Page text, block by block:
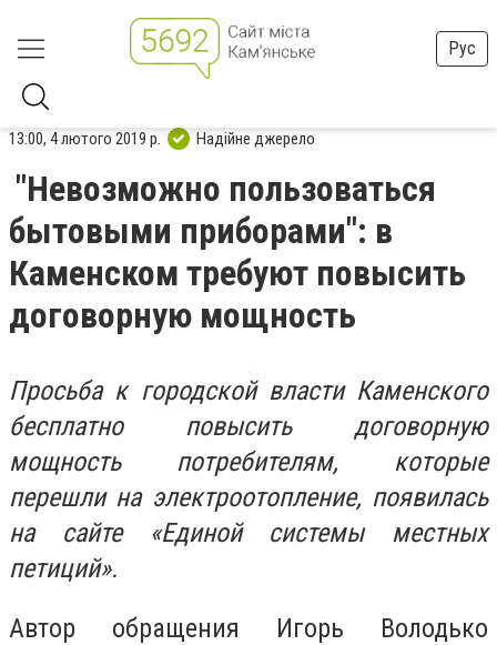
Рус
13:00, 4 лютого 2019 р. Надійне джерело
"Невозможно пользоваться
бытовыми приборами": в
Каменском требуют повысить
договорную мощность
Просьба к городской власти Каменского
бесплатно повысить договорную
мощность потребителям, которые
перешли на электроотопление, появилась
на сайте «Единой системы местных
петиций».
Автор обращения Игорь Володько